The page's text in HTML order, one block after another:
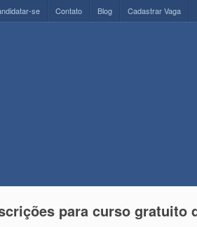
se Contato Blog Cadastrar Vaga
para curso gratuito